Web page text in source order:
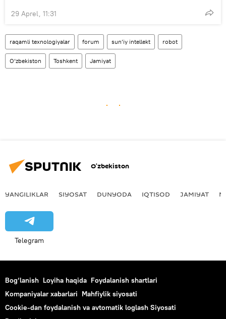
29 Aprel, 11:31
raqamli texnologiyalar forum sun’iy intellekt robot
O‘zbekiston Toshkent Jamiyat
O‘zbekiston
YANGILIKLAR SIYOSAT DUNYODA IQTISOD JAMIYAT
Telegram
Bog‘lanish Loyiha haqida Foydalanish shartlari
Kompaniyalar xabarlari Mahfiylik siyosati
Cookie-dan foydalanish va avtomatik loglash Siyosati